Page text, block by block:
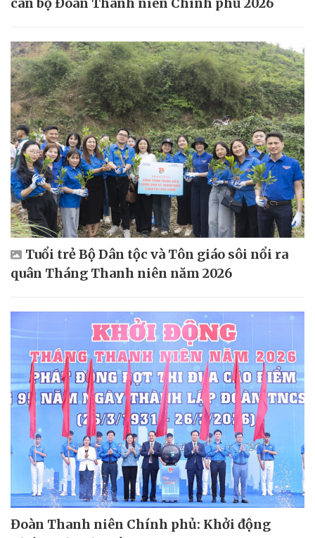
cán bộ Đoàn Thanh niên Chính phủ 2026
Tuổi trẻ Bộ Dân tộc và Tôn giáo sôi nổi ra
quân Tháng Thanh niên năm 2026
Đoàn Thanh niên Chính phủ: Khởi động